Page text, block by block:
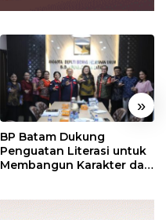
»
BP Batam Dukung
Penguatan Literasi untuk
Membangun Karakter dan